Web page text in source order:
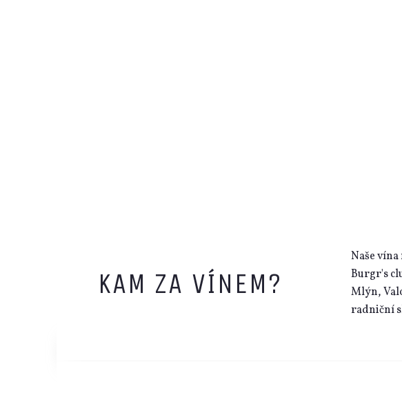
KAM ZA VÍNEM?
Naše
Burgr's
Mlýn,
radniční